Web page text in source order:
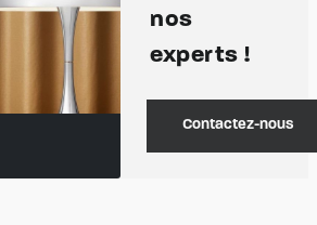
nos
experts !
Contactez-nous